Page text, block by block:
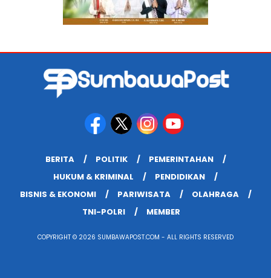
BERITA POLITIK
PEMERINTAHAN
HUKUM & KRIMINAL
PENDIDIKAN
BISNIS & EKONOMI
PARIWISATA
OLAHRAGA
TNI-POLRI
MEMBER
COPYRIGHT © 2026 SUMBAWAPOST.COM - ALL RIGHTS RESERVED